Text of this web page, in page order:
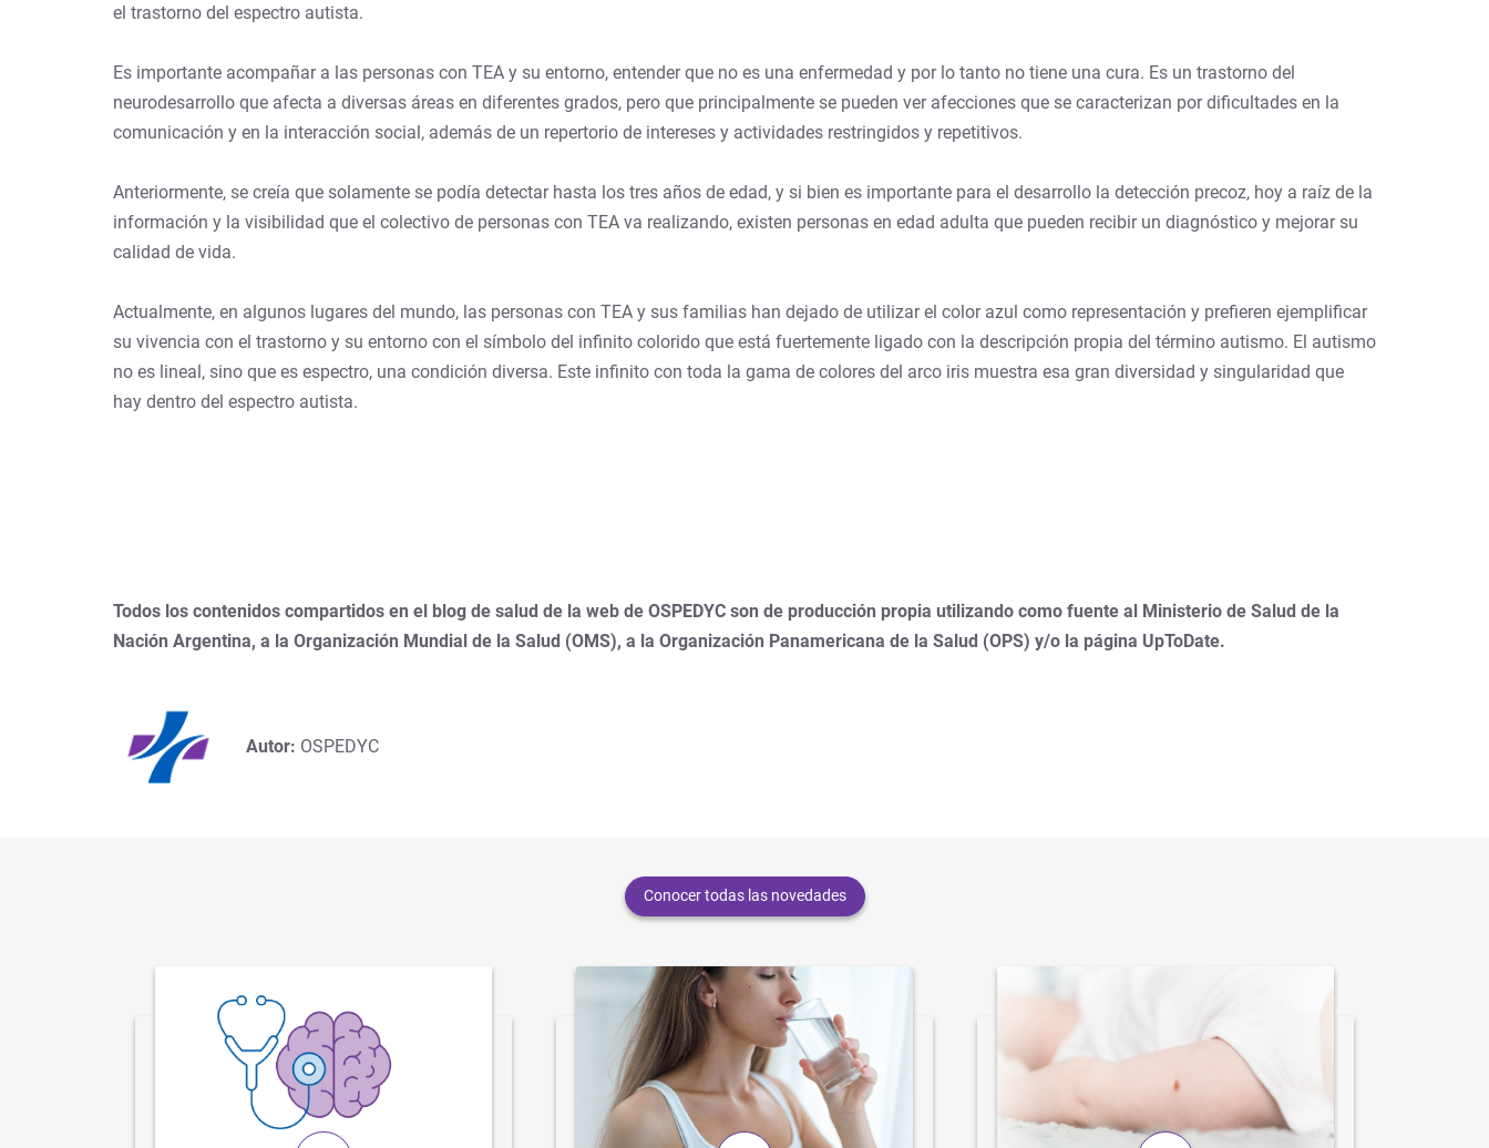
el trastorno del espectro autista.
Es importante acompañar a las personas con TEA y su entorno, entender que no es una enfermedad y por lo tanto no tiene una cura. Es un trastorno del
neurodesarrollo que afecta a diversas áreas en diferentes grados, pero que principalmente se pueden ver afecciones que se caracterizan por dificultades en la
comunicación y en la interacción social, además de un repertorio de intereses y actividades restringidos y repetitivos.
Anteriormente, se creía que solamente se podía detectar hasta los tres años de edad, y si bien es importante para el desarrollo la detección precoz, hoy a raíz de la
información y la visibilidad que el colectivo de personas con TEA va realizando, existen personas en edad adulta que pueden recibir un diagnóstico y mejorar su
calidad de vida.
Actualmente, en algunos lugares del mundo, las personas con TEA y sus familias han dejado de utilizar el color azul como representación y prefieren ejemplificar
su vivencia con el trastorno y su entorno con el símbolo del infinito colorido que está fuertemente ligado con la descripción propia del término autismo. El autismo
no es lineal, sino que es espectro, una condición diversa. Este infinito con toda la gama de colores del arco iris muestra esa gran diversidad y singularidad que
hay dentro del espectro autista.
Todos los contenidos compartidos en el blog de salud de la web de OSPEDYC son de producción propia utilizando como fuente al Ministerio de Salud de la
Nación Argentina, a la Organización Mundial de la Salud (OMS), a la Organización Panamericana de la Salud (OPS) y/o la página UpToDate.
Autor: OSPEDYC
Conocer todas las novedades